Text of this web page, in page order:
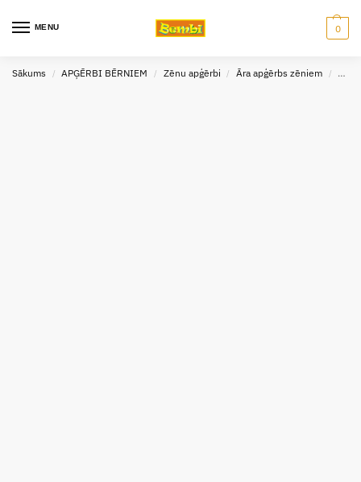
MENU 0
Sākums / APĢĒRBI BĒRNIEM / Zēnu apģērbi / Āra apģērbs zēniem /